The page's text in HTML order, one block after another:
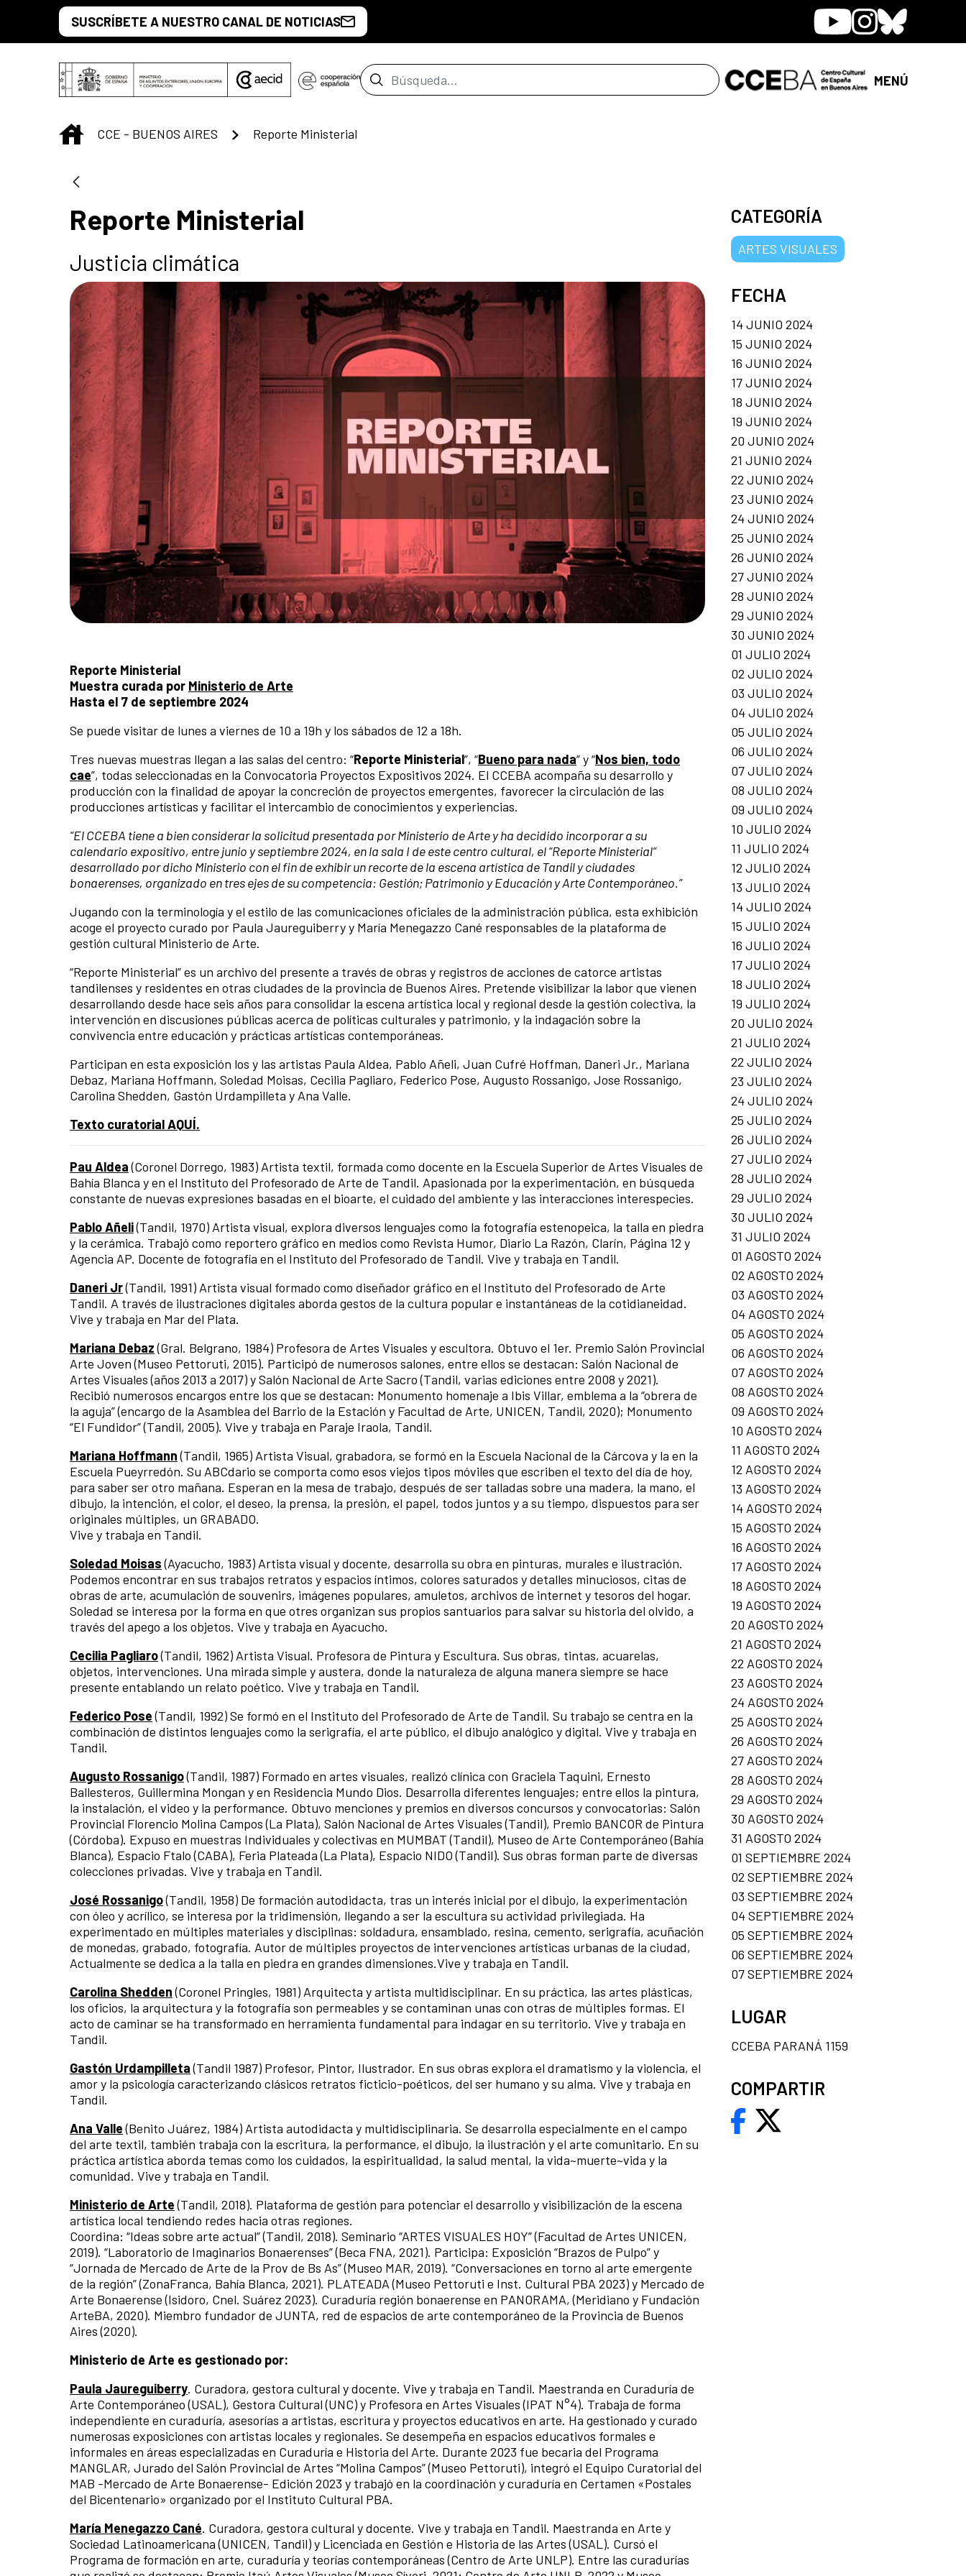
Saltar al contenido principal
SUSCRÍBETE A NUESTRO CANAL DE NOTICIAS YoutubeInstagram
Bluesky
Barra de búsqueda MENÚ
INICIO
CCE - BUENOS AIRES Reporte Ministerial
Reporte Ministerial
Justicia climática
Reporte Ministerial
Muestra curada por Ministerio de Arte
Hasta el 7 de septiembre 2024
Se puede visitar de lunes a viernes de 10 a 19h y los sábados de 12 a 18h.
Tres nuevas muestras llegan a las salas del centro: “Reporte Ministerial”, “Bueno para nada” y “Nos bien, todo
cae”, todas seleccionadas en la Convocatoria Proyectos Expositivos 2024. El CCEBA acompaña su desarrollo y
producción con la finalidad de apoyar la concreción de proyectos emergentes, favorecer la circulación de las
producciones artísticas y facilitar el intercambio de conocimientos y experiencias.
“El CCEBA tiene a bien considerar la solicitud presentada por Ministerio de Arte y ha decidido incorporar a su
calendario expositivo, entre junio y septiembre 2024, en la sala I de este centro cultural, el “Reporte Ministerial”
desarrollado por dicho Ministerio con el fin de exhibir un recorte de la escena artística de Tandil y ciudades
bonaerenses, organizado en tres ejes de su competencia: Gestión; Patrimonio y Educación y Arte Contemporáneo.”
Jugando con la terminología y el estilo de las comunicaciones oficiales de la administración pública, esta exhibición
acoge el proyecto curado por Paula Jaureguiberry y María Menegazzo Cané responsables de la plataforma de
gestión cultural Ministerio de Arte.
“Reporte Ministerial” es un archivo del presente a través de obras y registros de acciones de catorce artistas
tandilenses y residentes en otras ciudades de la provincia de Buenos Aires. Pretende visibilizar la labor que vienen
desarrollando desde hace seis años para consolidar la escena artística local y regional desde la gestión colectiva, la
intervención en discusiones públicas acerca de políticas culturales y patrimonio, y la indagación sobre la
convivencia entre educación y prácticas artísticas contemporáneas.
Participan en esta exposición los y las artistas Paula Aldea, Pablo Añeli, Juan Cufré Hoffman, Daneri Jr., Mariana
Debaz, Mariana Hoffmann, Soledad Moisas, Cecilia Pagliaro, Federico Pose, Augusto Rossanigo, Jose Rossanigo,
Carolina Shedden, Gastón Urdampilleta y Ana Valle.
Texto curatorial AQUÍ.
Pau Aldea(Coronel Dorrego, 1983) Artista textil, formada como docente en la Escuela Superior de Artes Visuales de
Bahía Blanca y en el Instituto del Profesorado de Arte de Tandil. Apasionada por la experimentación, en búsqueda
constante de nuevas expresiones basadas en el bioarte, el cuidado del ambiente y las interacciones interespecies.
Pablo Añeli(Tandil, 1970) Artista visual, explora diversos lenguajes como la fotografía estenopeica, la talla en piedra
y la cerámica. Trabajó como reportero gráfico en medios como Revista Humor, Diario La Razón, Clarín, Página 12 y
Agencia AP. Docente de fotografía en el Instituto del Profesorado de Tandil. Vive y trabaja en Tandil.
Daneri Jr(Tandil, 1991) Artista visual formado como diseñador gráfico en el Instituto del Profesorado de Arte
Tandil. A través de ilustraciones digitales aborda gestos de la cultura popular e instantáneas de la cotidianeidad.
Vive y trabaja en Mar del Plata.
Mariana Debaz(Gral. Belgrano, 1984) Profesora de Artes Visuales y escultora. Obtuvo el 1er. Premio Salón Provincial
Arte Joven (Museo Pettoruti, 2015). Participó de numerosos salones, entre ellos se destacan: Salón Nacional de
Artes Visuales (años 2013 a 2017) y Salón Nacional de Arte Sacro (Tandil, varias ediciones entre 2008 y 2021).
Recibió numerosos encargos entre los que se destacan: Monumento homenaje a Ibis Villar, emblema a la “obrera de
la aguja” (encargo de la Asamblea del Barrio de la Estación y Facultad de Arte, UNICEN, Tandil, 2020); Monumento
“El Fundidor” (Tandil, 2005). Vive y trabaja en Paraje Iraola, Tandil.
Mariana Hoffmann(Tandil, 1965) Artista Visual, grabadora, se formó en la Escuela Nacional de la Cárcova y la en la
Escuela Pueyrredón. Su ABCdario se comporta como esos viejos tipos móviles que escriben el texto del día de hoy,
para saber ser otro mañana. Esperan en la mesa de trabajo, después de ser talladas sobre una madera, la mano, el
dibujo, la intención, el color, el deseo, la prensa, la presión, el papel, todos juntos y a su tiempo, dispuestos para ser
originales múltiples, un GRABADO.
Vive y trabaja en Tandil.
Soledad Moisas(Ayacucho, 1983) Artista visual y docente, desarrolla su obra en pinturas, murales e ilustración.
Podemos encontrar en sus trabajos retratos y espacios íntimos, colores saturados y detalles minuciosos, citas de
obras de arte, acumulación de souvenirs, imágenes populares, amuletos, archivos de internet y tesoros del hogar.
Soledad se interesa por la forma en que otres organizan sus propios santuarios para salvar su historia del olvido, a
través del apego a los objetos. Vive y trabaja en Ayacucho.
Cecilia Pagliaro(Tandil, 1962) Artista Visual. Profesora de Pintura y Escultura. Sus obras, tintas, acuarelas,
objetos, intervenciones. Una mirada simple y austera, donde la naturaleza de alguna manera siempre se hace
presente entablando un relato poético. Vive y trabaja en Tandil.
Federico Pose(Tandil, 1992) Se formó en el Instituto del Profesorado de Arte de Tandil. Su trabajo se centra en la
combinación de distintos lenguajes como la serigrafía, el arte público, el dibujo analógico y digital. Vive y trabaja en
Tandil.
Augusto Rossanigo(Tandil, 1987) Formado en artes visuales, realizó clínica con Graciela Taquini, Ernesto
Ballesteros, Guillermina Mongan y en Residencia Mundo Dios. Desarrolla diferentes lenguajes; entre ellos la pintura,
la instalación, el video y la performance. Obtuvo menciones y premios en diversos concursos y convocatorias: Salón
Provincial Florencio Molina Campos (La Plata), Salón Nacional de Artes Visuales (Tandil), Premio BANCOR de Pintura
(Córdoba). Expuso en muestras Individuales y colectivas en MUMBAT (Tandil), Museo de Arte Contemporáneo (Bahía
Blanca), Espacio Ftalo (CABA), Feria Plateada (La Plata), Espacio NIDO (Tandil). Sus obras forman parte de diversas
colecciones privadas. Vive y trabaja en Tandil.
José Rossanigo(Tandil, 1958) De formación autodidacta, tras un interés inicial por el dibujo, la experimentación
con óleo y acrílico, se interesa por la tridimensión, llegando a ser la escultura su actividad privilegiada. Ha
experimentado en múltiples materiales y disciplinas: soldadura, ensamblado, resina, cemento, serigrafía, acuñación
de monedas, grabado, fotografía. Autor de múltiples proyectos de intervenciones artísticas urbanas de la ciudad,
Actualmente se dedica a la talla en piedra en grandes dimensiones.Vive y trabaja en Tandil.
Carolina Shedden(Coronel Pringles, 1981) Arquitecta y artista multidisciplinar. En su práctica, las artes plásticas,
los oficios, la arquitectura y la fotografía son permeables y se contaminan unas con otras de múltiples formas. El
acto de caminar se ha transformado en herramienta fundamental para indagar en su territorio. Vive y trabaja en
Tandil.
Gastón Urdampilleta(Tandil 1987) Profesor, Pintor, Ilustrador. En sus obras explora el dramatismo y la violencia, el
amor y la psicología caracterizando clásicos retratos ficticio-poéticos, del ser humano y su alma. Vive y trabaja en
Tandil.
Ana Valle(Benito Juárez, 1984) Artista autodidacta y multidisciplinaria. Se desarrolla especialmente en el campo
del arte textil, también trabaja con la escritura, la performance, el dibujo, la ilustración y el arte comunitario. En su
práctica artística aborda temas como los cuidados, la espiritualidad, la salud mental, la vida~muerte~vida y la
comunidad. Vive y trabaja en Tandil.
Ministerio de Arte(Tandil, 2018). Plataforma de gestión para potenciar el desarrollo y visibilización de la escena
artística local tendiendo redes hacia otras regiones.
Coordina: “Ideas sobre arte actual” (Tandil, 2018). Seminario “ARTES VISUALES HOY” (Facultad de Artes UNICEN,
2019). “Laboratorio de Imaginarios Bonaerenses” (Beca FNA, 2021). Participa: Exposición “Brazos de Pulpo” y
“Jornada de Mercado de Arte de la Prov de Bs As” (Museo MAR, 2019). “Conversaciones en torno al arte emergente
de la región” (ZonaFranca, Bahía Blanca, 2021). PLATEADA (Museo Pettoruti e Inst. Cultural PBA 2023) y Mercado de
Arte Bonaerense (Isidoro, Cnel. Suárez 2023). Curaduría región bonaerense en PANORAMA, (Meridiano y Fundación
ArteBA, 2020). Miembro fundador de JUNTA, red de espacios de arte contemporáneo de la Provincia de Buenos
Aires (2020).
Ministerio de Arte es gestionado por:
Paula Jaureguiberry. Curadora, gestora cultural y docente. Vive y trabaja en Tandil. Maestranda en Curaduría de
Arte Contemporáneo (USAL), Gestora Cultural (UNC) y Profesora en Artes Visuales (IPAT N°4). Trabaja de forma
independiente en curaduría, asesorías a artistas, escritura y proyectos educativos en arte. Ha gestionado y curado
numerosas exposiciones con artistas locales y regionales. Se desempeña en espacios educativos formales e
informales en áreas especializadas en Curaduría e Historia del Arte. Durante 2023 fue becaria del Programa
MANGLAR, Jurado del Salón Provincial de Artes “Molina Campos” (Museo Pettoruti), integró el Equipo Curatorial del
MAB -Mercado de Arte Bonaerense- Edición 2023 y trabajó en la coordinación y curaduría en Certamen «Postales
del Bicentenario» organizado por el Instituto Cultural PBA.
María Menegazzo Cané. Curadora, gestora cultural y docente. Vive y trabaja en Tandil. Maestranda en Arte y
Sociedad Latinoamericana (UNICEN, Tandil) y Licenciada en Gestión e Historia de las Artes (USAL). Cursó el
Programa de formación en arte, curaduría y teorías contemporáneas (Centro de Arte UNLP). Entre las curadurías
CATEGORÍA
ARTES VISUALES
FECHA
14 JUNIO 2024
15 JUNIO 2024
16 JUNIO 2024
17 JUNIO 2024
18 JUNIO 2024
19 JUNIO 2024
20 JUNIO 2024
21 JUNIO 2024
22 JUNIO 2024
23 JUNIO 2024
24 JUNIO 2024
25 JUNIO 2024
26 JUNIO 2024
27 JUNIO 2024
28 JUNIO 2024
29 JUNIO 2024
30 JUNIO 2024
01 JULIO 2024
02 JULIO 2024
03 JULIO 2024
04 JULIO 2024
05 JULIO 2024
06 JULIO 2024
07 JULIO 2024
08 JULIO 2024
09 JULIO 2024
10 JULIO 2024
11 JULIO 2024
12 JULIO 2024
13 JULIO 2024
14 JULIO 2024
15 JULIO 2024
16 JULIO 2024
17 JULIO 2024
18 JULIO 2024
19 JULIO 2024
20 JULIO 2024
21 JULIO 2024
22 JULIO 2024
23 JULIO 2024
24 JULIO 2024
25 JULIO 2024
26 JULIO 2024
27 JULIO 2024
28 JULIO 2024
29 JULIO 2024
30 JULIO 2024
31 JULIO 2024
01 AGOSTO 2024
02 AGOSTO 2024
03 AGOSTO 2024
04 AGOSTO 2024
05 AGOSTO 2024
06 AGOSTO 2024
07 AGOSTO 2024
08 AGOSTO 2024
09 AGOSTO 2024
10 AGOSTO 2024
11 AGOSTO 2024
12 AGOSTO 2024
13 AGOSTO 2024
14 AGOSTO 2024
15 AGOSTO 2024
16 AGOSTO 2024
17 AGOSTO 2024
18 AGOSTO 2024
19 AGOSTO 2024
20 AGOSTO 2024
21 AGOSTO 2024
22 AGOSTO 2024
23 AGOSTO 2024
24 AGOSTO 2024
25 AGOSTO 2024
26 AGOSTO 2024
27 AGOSTO 2024
28 AGOSTO 2024
29 AGOSTO 2024
30 AGOSTO 2024
31 AGOSTO 2024
01 SEPTIEMBRE 2024
02 SEPTIEMBRE 2024
03 SEPTIEMBRE 2024
04 SEPTIEMBRE 2024
05 SEPTIEMBRE 2024
06 SEPTIEMBRE 2024
07 SEPTIEMBRE 2024
LUGAR
CCEBA PARANÁ 1159
COMPARTIR